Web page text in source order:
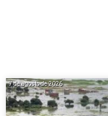
7 de agosto de 2026